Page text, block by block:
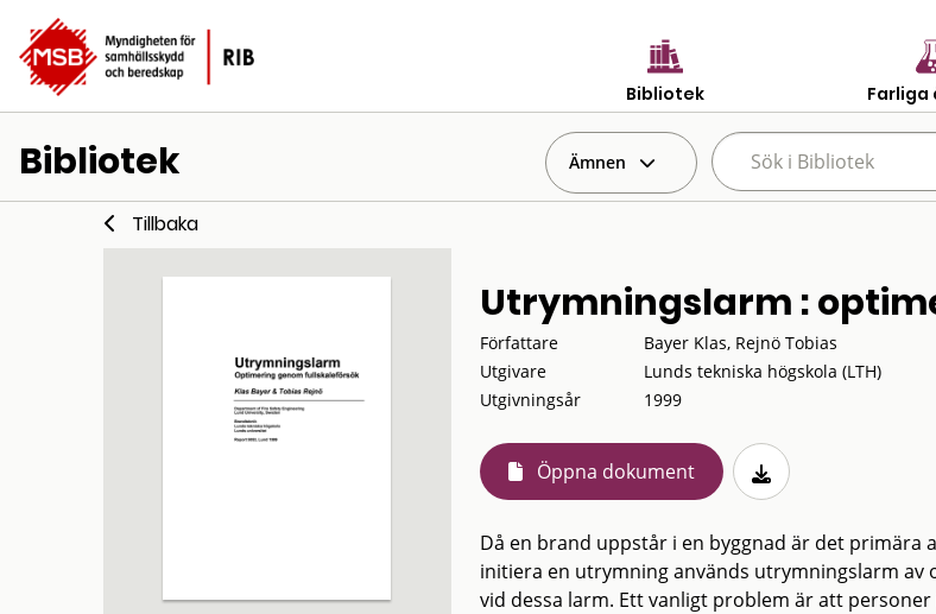
Bibliotek Farliga
Bibliotek Ämnen
Tillbaka
Utrymningslarm :
Författare
Bayer Klas, Rejnö Tobias
Utgivare
Lunds tekniska högskola (LTH)
Utgivningsår
1999
Öppna dokument
Då en brand uppstår i en byggnad är det
initiera en utrymning används utrymningslarm
vid dessa larm. Ett vanligt problem är att